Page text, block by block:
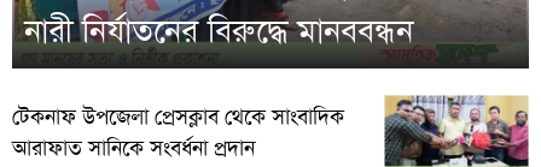
নারী নির্যাতনের বিরুদ্ধে মানববন্ধন
টেকনাফ উপজেলা প্রেসক্লাব থেকে সাংবাদিক
আরাফাত সানিকে সংবর্ধনা প্রদান